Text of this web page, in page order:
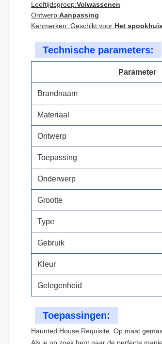
Leeftijdsgroep:Volwassenen
Ontwerp:Aanpassing
Kenmerken: Geschikt voor:Het
Technische parameters:
Parameter
Brandnaam
Materiaal
Ontwerp
Toepassing
Onderwerp
Grootte
Type
Gebruik
Kleur
Gelegenheid
Toepassingen:
Haunted House Requisite ️ Op maat